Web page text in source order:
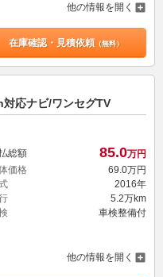
他の情報を開く
在庫確認・見積依頼（無料）
応ナビ/ワンセグTV
総額 85.0万円
価格
69. 0万円
2016年
5.2万km
車検整備付
他の情報を開く